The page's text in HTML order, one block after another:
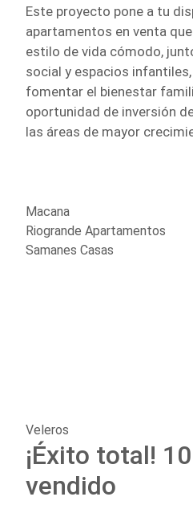
Este proyecto pone a tu
apartamentos en venta
estilo de vida cómodo,
social y espacios
fomentar el bienestar
oportunidad de inversión
las áreas de mayor
Macana
Riogrande Apartamentos
Samanes Casas
Veleros
¡Éxito total!
vendido